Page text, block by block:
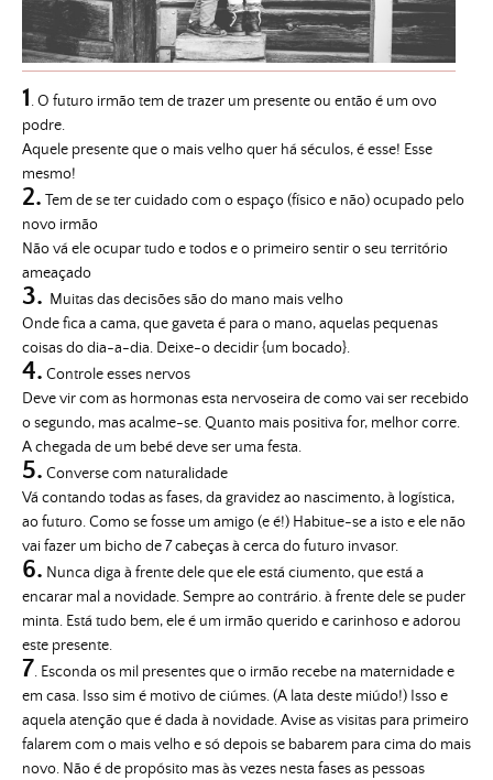
1. O futuro irmão tem de trazer um presente ou então é um ovo
podre.
Aquele presente que o mais velho quer há séculos, é esse! Esse
mesmo!
2. Tem de se ter cuidado com o espaço (físico e não) ocupado pelo
novo irmão
Não vá ele ocupar tudo e todos e o primeiro sentir o seu território
ameaçado
3. Muitas das decisões são do mano mais velho
Onde fica a cama, que gaveta é para o mano, aquelas pequenas
coisas do dia-a-dia. Deixe-o decidir {um bocado}.
4. Controle esses nervos
Deve vir com as hormonas esta nervoseira de como vai ser recebido
o segundo, mas acalme-se. Quanto mais positiva for, melhor corre.
A chegada de um bebé deve ser uma festa.
5. Converse com naturalidade
Vá contando todas as fases, da gravidez ao nascimento, à logística,
ao futuro. Como se fosse um amigo (e é!) Habitue-se a isto e ele não
vai fazer um bicho de 7 cabeças à cerca do futuro invasor.
6. Nunca diga à frente dele que ele está ciumento, que está a
encarar mal a novidade. Sempre ao contrário. à frente dele se puder
minta. Está tudo bem, ele é um irmão querido e carinhoso e adorou
este presente.
7. Esconda os mil presentes que o irmão recebe na maternidade e
em casa. Isso sim é motivo de ciúmes. (A lata deste miúdo!) Isso e
aquela atenção que é dada à novidade. Avise as visitas para primeiro
falarem com o mais velho e só depois se babarem para cima do mais
novo. Não é de propósito mas às vezes nesta fases as pessoas